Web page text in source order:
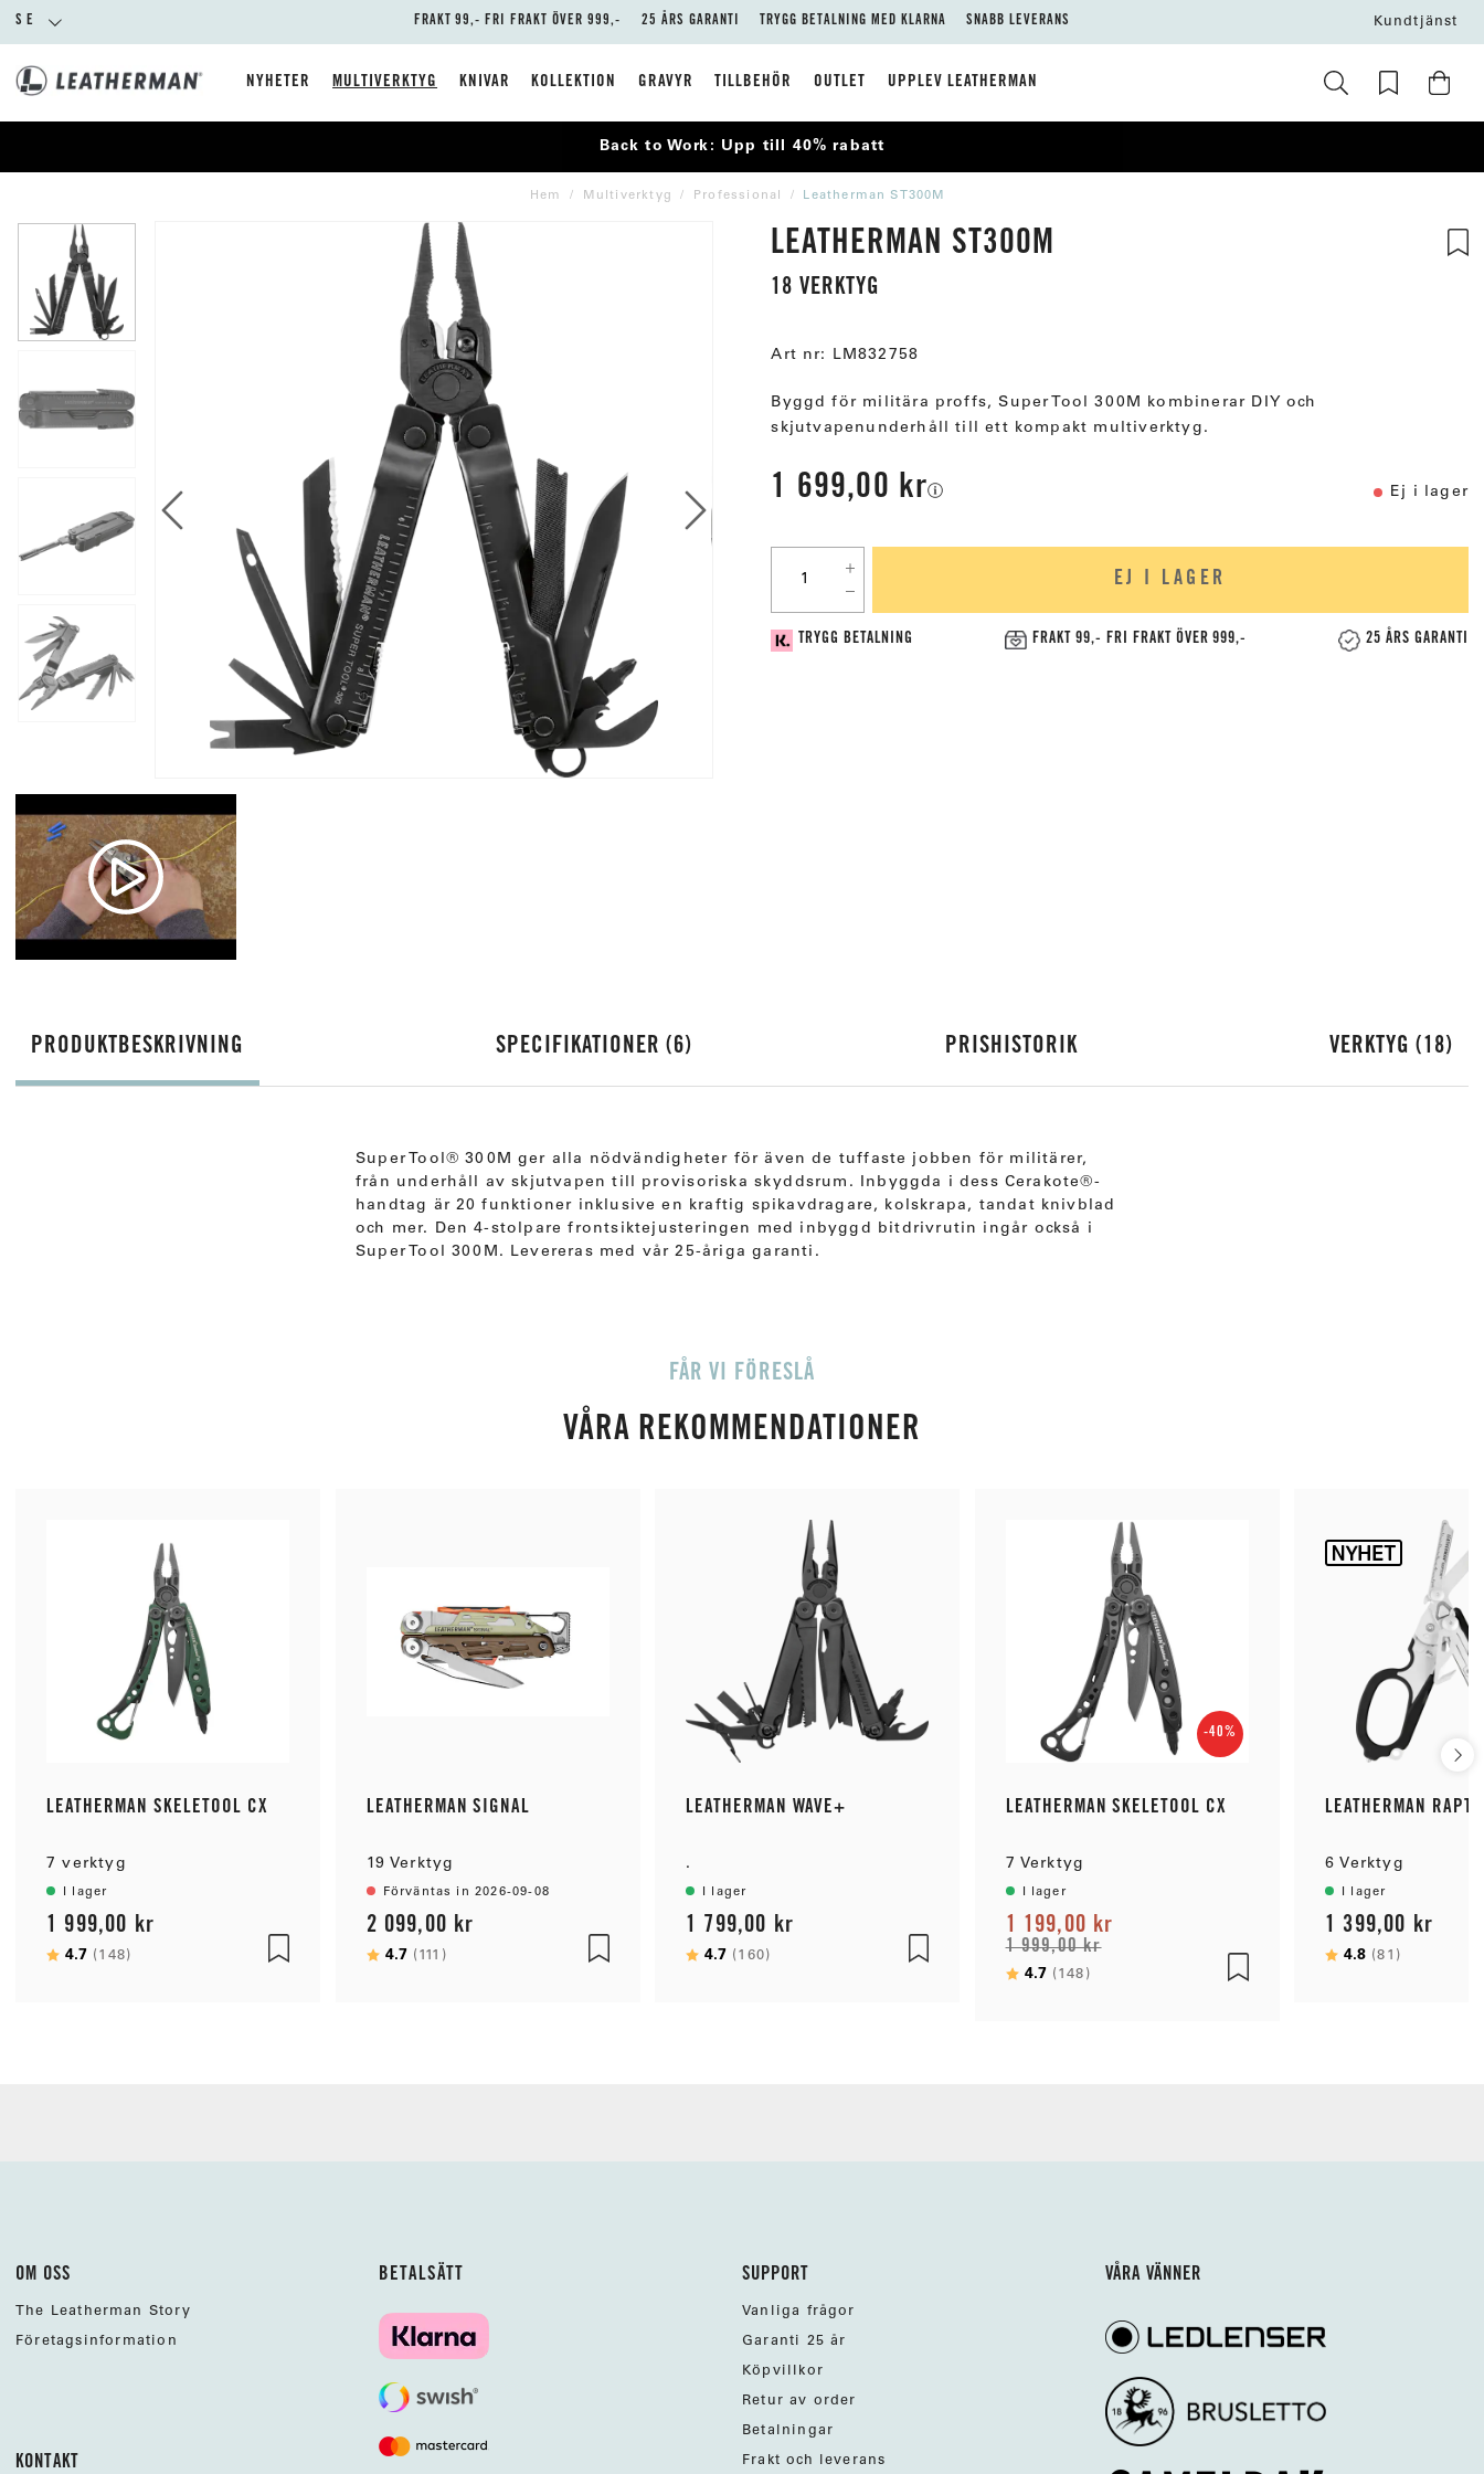
SE FRAKT 99,- FRI FRAKT ÖVER 999,- 25 ÅRS GARANTI TRYGG BETALNING MED KLARNA SNABB LEVERANS Kundtjänst
NYHETER MULTIVERKTYG KNIVAR KOLLEKTION GRAVYR TILLBEHÖR OUTLET UPPLEV LEATHERMAN
Back to Work: Upp till 40% rabatt
Hem Multiverktyg Professional Leatherman ST300M
LEATHERMAN ST300M
18 VERKTYG
Art nr: LM832758
Byggd för militära proffs, Super Tool 300M kombinerar DIY och
skjutvapenunderhåll till ett kompakt multiverktyg.
1 699,00 kr Ej i lager
EJ I LAGER
TRYGG BETALNING FRAKT 99,- FRI FRAKT ÖVER 999,- 25 ÅRS GARANTI
PRODUKTBESKRIVNING SPECIFIKATIONER 6 PRISHISTORIK VERKTYG 18
Super Tool® 300M ger alla nödvändigheter för även de tuffaste jobben för militärer,
från underhåll av skjutvapen till provisoriska skyddsrum. Inbyggda i dess Cerakote®-
handtag är 20 funktioner inklusive en kraftig spikavdragare, kolskrapa, tandat knivblad
och mer. Den 4-stolpare frontsiktejusteringen med inbyggd bitdrivrutin ingår också i
Super Tool 300M. Levereras med vår 25-åriga garanti.
FÅR VI FÖRESLÅ
VÅRA REKOMMENDATIONER
LEATHERMAN SKELETOOL CX
7 verktyg
I lager
1 999,00 kr
Betyg:
4.7 (148)
LEATHERMAN SIGNAL
19 Verktyg
Förväntas in 2026-09-08
2 099,00 kr
Betyg:
4.7 (111)
LEATHERMAN WAVE+
.
I lager
1 799,00 kr
Betyg:
4.7 (160)
-40%
LEATHERMAN SKELETOOL CX
7 Verktyg
I lager
1 199,00 kr
1 999,00 kr
Betyg:
4.7 (148)
LEATHERMAN
6 Verktyg
I lager
1 399,00 kr
Betyg:
4.8 (81)
OM OSS
The Leatherman Story
Företagsinformation
KONTAKT
BETALSÄTT SUPPORT
Vanliga frågor
Garanti 25 år
Köpvillkor
Retur av order
Betalningar
Frakt och leverans
VÅRA VÄNNER